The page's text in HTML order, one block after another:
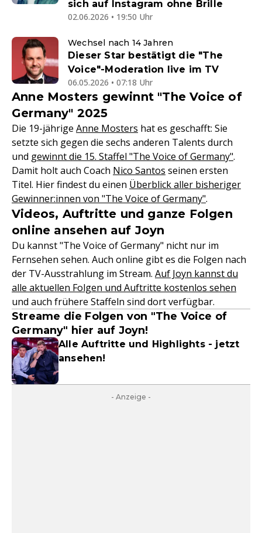
sich auf Instagram ohne Brille
02.06.2026 • 19:50 Uhr
Wechsel nach 14 Jahren
Dieser Star bestätigt die "The
Voice"-Moderation live im TV
06.05.2026 • 07:18 Uhr
Anne Mosters gewinnt "The Voice of
Germany" 2025
Die 19-jährige Anne Mosters hat es geschafft: Sie
setzte sich gegen die sechs anderen Talents durch
und gewinnt die 15. Staffel "The Voice of Germany".
Damit holt auch Coach Nico Santos seinen ersten
Titel. Hier findest du einen Überblick aller bisheriger
Gewinner:innen von "The Voice of Germany".
Videos, Auftritte und ganze Folgen
online ansehen auf Joyn
Du kannst "The Voice of Germany" nicht nur im
Fernsehen sehen. Auch online gibt es die Folgen nach
der TV-Ausstrahlung im Stream. Auf Joyn kannst du
alle aktuellen Folgen und Auftritte kostenlos sehen
und auch frühere Staffeln sind dort verfügbar.
Streame die Folgen von "The Voice of
Germany" hier auf Joyn!
Alle Auftritte und Highlights - jetzt
ansehen!
- Anzeige -